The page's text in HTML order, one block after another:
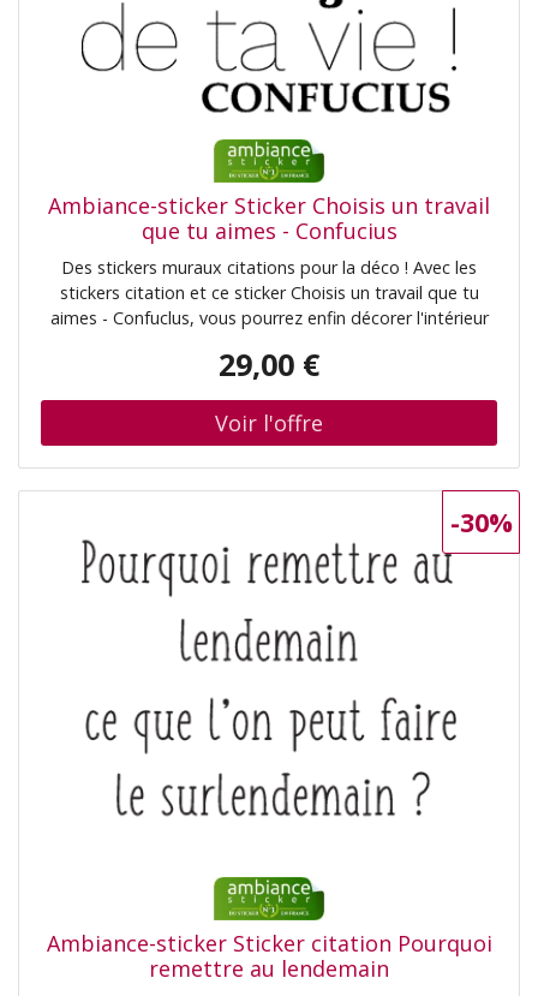
Ambiance-sticker Sticker Choisis un travail
que tu aimes - Confucius
Des stickers muraux citations pour la déco ! Avec les
stickers citation et ce sticker Choisis un travail que tu
aimes - Confuclus, vous pourrez enfin décorer l'intérieur
d'apporter de l'amour à tout ce que vous faites dans la
29,00 €
Ambiance-sticker Sticker citation Pourquoi
remettre au lendemain
-30%